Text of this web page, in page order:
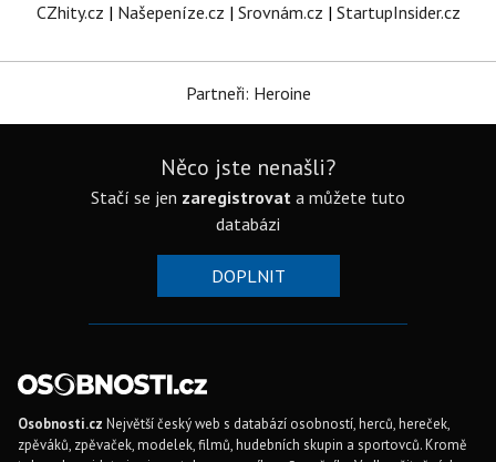
CZhity.cz | Našepeníze.cz | Srovnám.cz | StartupInsider.cz
Partneři: Heroine
Něco jste nenašli?
Stačí se jen zaregistrovat a můžete tuto
databázi
DOPLNIT
Osobnosti.cz Největší český web s databází osobností, herců, hereček,
zpěváků, zpěvaček, modelek, filmů, hudebních skupin a sportovců. Kromě